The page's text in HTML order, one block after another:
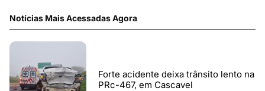
Notícias Mais Acessadas Agora
Forte acidente deixa trânsito lento na
PRc-467, em Cascavel